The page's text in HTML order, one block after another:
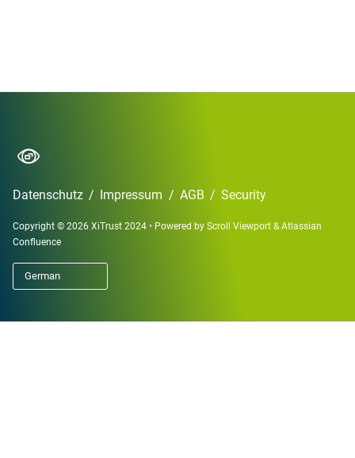
Datenschutz / Impressum / AGB / Security
Copyright © 2026 XiTrust 2024 • Powered by Scroll Viewport &Atlassian
Confluence
German